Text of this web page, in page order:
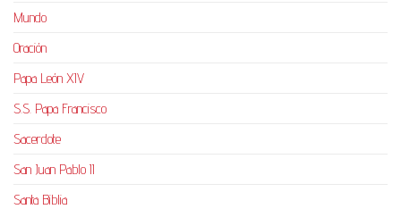
Mundo
Oración
Papa León XIV
S.S. Papa Francisco
Sacerdote
San Juan Pablo II
Santa Biblia